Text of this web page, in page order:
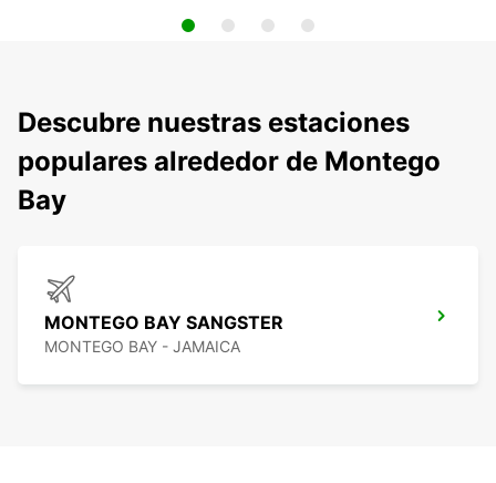
Descubre nuestras estaciones
populares alrededor de Montego
Bay
MONTEGO BAY SANGSTER
MONTEGO BAY - JAMAICA